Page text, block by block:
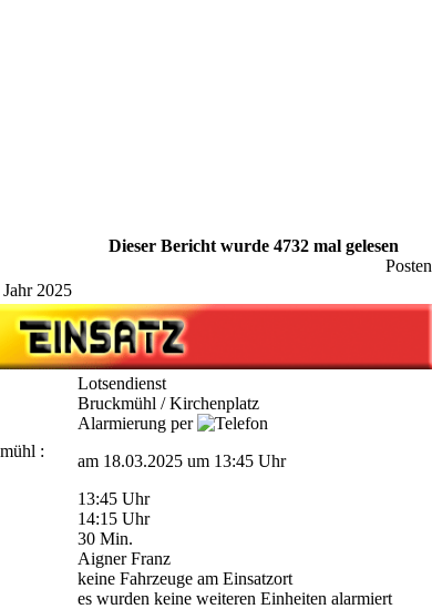
Dieser Bericht wurde 4732 mal gelesen
Posten
2025
Lotsendienst
Bruckmühl / Kirchenplatz
:
Alarmierung per
am 18.03.2025 um 13:45 Uhr
13:45 Uhr
14:15 Uhr
30 Min.
Aigner Franz
keine Fahrzeuge am Einsatzort
es wurden keine weiteren Einheiten alarmiert